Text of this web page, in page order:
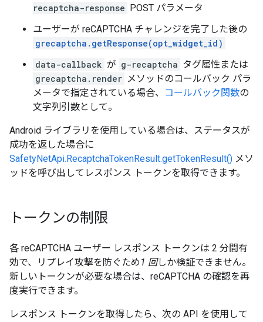
recaptcha-response POST パラメータ
ユーザーが reCAPTCHA チャレンジを完了した後の
grecaptcha.getResponse(opt_widget_id)
data-callback が g-recaptcha タグ属性または
grecaptcha.render メソッドのコールバック パラ
メータで指定されている場合、
コールバック関数の
文字列引数として。
Android ライブラリを使用している場合は、ステータスが
成功を返した場合に
SafetyNetApi.RecaptchaTokenResult.getTokenResult() メソ
ッドを呼び出してレスポンス トークンを取得できます。
トークンの制限
各 reCAPTCHA ユーザー レスポンス トークンは 2 分間有
効で、リプレイ攻撃を防ぐため 1 回しか検証できません。
新しいトークンが必要な場合は、reCAPTCHA の確認を再
度実行できます。
レスポンス トークンを取得したら、次の API を使用して